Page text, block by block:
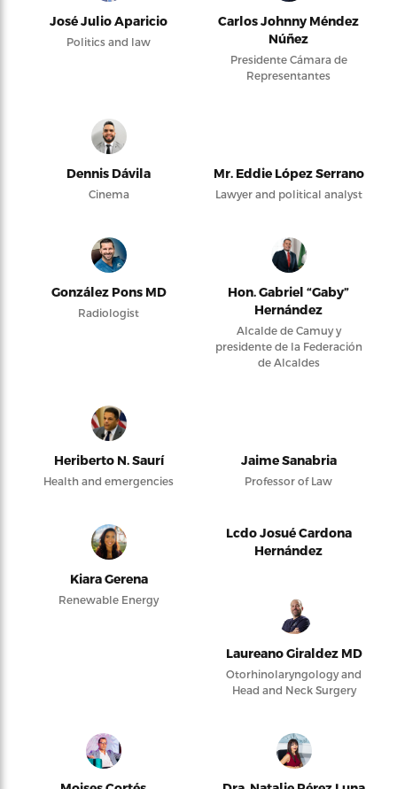
José Julio Aparicio
Politics and law
Carlos Johnny Méndez
Núñez
Presidente Cámara de
Representantes
Dennis Dávila
Cinema
Mr. Eddie López Serrano
Lawyer and political analyst
González Pons MD
Radiologist
Hon. Gabriel “Gaby”
Hernández
Alcalde de Camuy y
presidente de la Federación
de Alcaldes
Heriberto N. Saurí
Health and emergencies
Jaime Sanabria
Professor of Law
Kiara Gerena
Renewable Energy
Lcdo Josué Cardona
Hernández
Laureano Giraldez MD
Otorhinolaryngology and
Head and Neck Surgery